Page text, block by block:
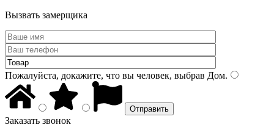
Вызвать замерщика
Пожалуйста, докажите, что вы человек, выбрав Дом.
Заказать звонок